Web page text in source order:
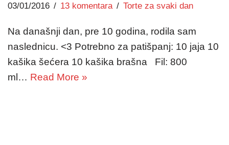
03/01/2016 13 komentara Torte za svaki dan
Na današnji dan, pre 10 godina, rodila sam
naslednicu. <3 Potrebno za patišpanj: 10 jaja 10
kašika šećera 10 kašika brašna Fil: 800
ml… Read More »